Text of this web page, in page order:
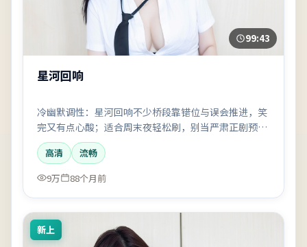
99:43
星河回响
冷幽默调性：星河回响不少桥段靠错位与误会推进，笑
完又有点心酸；适合周末夜轻松刷，别当严肃正剧预
期。
高清
流畅
9万
88个月前
新上